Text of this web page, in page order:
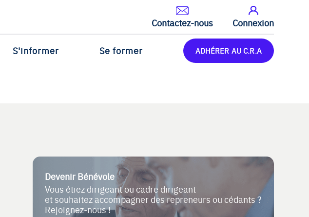
Contactez-nous Connexion
S'informer Se former ADHÉRER AU C.R.A
Devenir Bénévole
Vous étiez dirigeant ou cadre dirigeant
et souhaitez accompagner des repreneurs ou cédants ?
Rejoignez-nous !